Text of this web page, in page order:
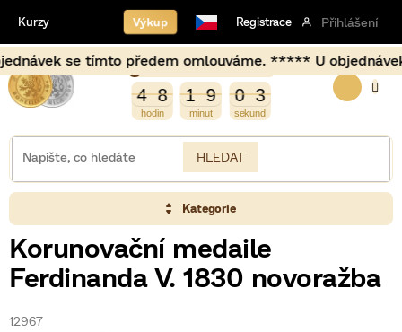
obsah
předem omlouváme. ***** U objednávek
Výkup Registrace Přihlášení
Kurzy
4
4 8
8 1
1 9
9 0
0 2
3
2
4
3
HLEDAT
Kategorie
Korunovační medaile
Ferdinanda V. 1830 novoražba
12967